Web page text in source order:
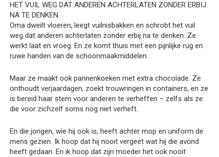
HET VUIL WEG DAT ANDEREN ACHTERLATEN ZONDER ERBIJ
NA TE DENKEN.
Oma dweilt vloeren, leegt vuilnisbakken en schrobt het vuil
weg dat anderen achterlaten zonder erbij na te denken. Ze
werkt laat en vroeg. En ze komt thuis met een pijnlijke rug en
ruwe handen van de schoonmaakmiddelen.
Maar ze maakt ook pannenkoeken met extra chocolade. Ze
onthoudt verjaardagen, zoekt trouwringen in containers, en ze
is bereid haar stem voor anderen te verheffen – zelfs als ze
die voor zichzelf soms nog niet verheft.
En die jongen, wie hij ook is, heeft achter mop en uniform de
mens gezien. Ik hoop dat hij nooit vergeet wat hij die avond
heeft gedaan. En ik hoop dat zijn moeder het ook nooit